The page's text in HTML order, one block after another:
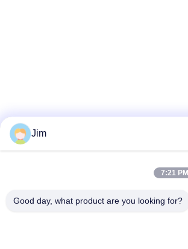
Jim
7:21 PM
Good day, what product are you looking for?